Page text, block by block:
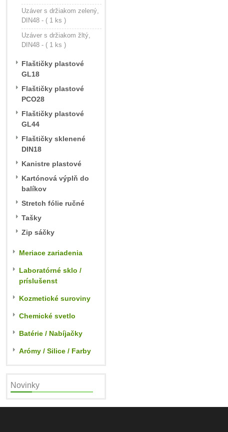
Uzáver s držiakom zelený,
DIN48 - ( 1 ks )
Uzáver s držiakom žltý,
DIN48 - ( 1 ks )
Flaštičky plastové
GL18
Flaštičky plastové
PCO28
Flaštičky plastové
GL44
Flaštičky sklenené
DIN18
Kanistre plastové
Kartónová výplň do
balíkov
Stretch fólie ručné
Tašky
Zip sáčky
Meriace zariadenia
Laboratórné sklo /
príslušenst
Kozmetické suroviny
Chemické svetlo
Batérie / Nabíjačky
Arómy / Silice / Farby
Novinky